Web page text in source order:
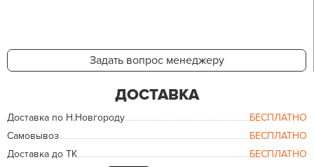
Задать вопрос менеджеру
ДОСТАВКА
Доставка по Н.Новгороду
БЕСПЛАТНО
Самовывоз
БЕСПЛАТНО
Доставка до ТК
БЕСПЛАТНО